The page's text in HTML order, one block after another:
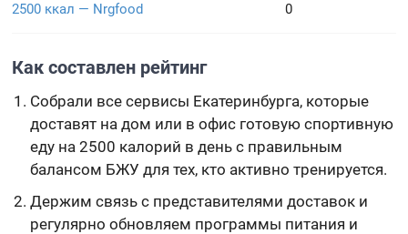
2500 ккал — Nrgfood 0
Как составлен рейтинг
Собрали все сервисы Екатеринбурга, которые
доставят на дом или в офис готовую спортивную
еду на 2500 калорий в день с правильным
балансом БЖУ для тех, кто активно тренируется.
Держим связь с представителями доставок и
регулярно обновляем программы питания и